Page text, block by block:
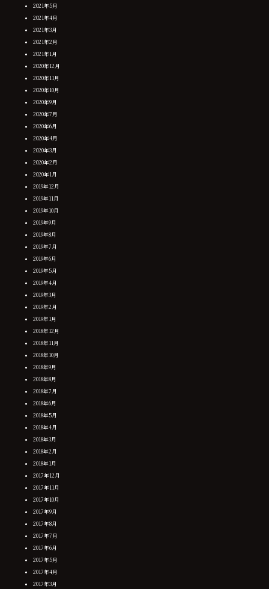
2021年5月
2021年4月
2021年3月
2021年2月
2021年1月
2020年12月
2020年11月
2020年10月
2020年9月
2020年7月
2020年6月
2020年4月
2020年3月
2020年2月
2020年1月
2019年12月
2019年11月
2019年10月
2019年9月
2019年8月
2019年7月
2019年6月
2019年5月
2019年4月
2019年3月
2019年2月
2019年1月
2018年12月
2018年11月
2018年10月
2018年9月
2018年8月
2018年7月
2018年6月
2018年5月
2018年4月
2018年3月
2018年2月
2018年1月
2017年12月
2017年11月
2017年10月
2017年9月
2017年8月
2017年7月
2017年6月
2017年5月
2017年4月
2017年3月